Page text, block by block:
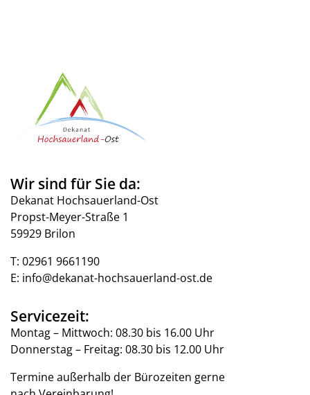
Wir sind für Sie da:
Dekanat Hochsauerland-Ost
Propst-Meyer-Straße 1
59929 Brilon
T: 02961 9661190
E: info@dekanat-hochsauerland-ost.de
Servicezeit:
Montag – Mittwoch: 08.30 bis 16.00 Uhr
Donnerstag – Freitag: 08.30 bis 12.00 Uhr
Termine außerhalb der Bürozeiten gerne